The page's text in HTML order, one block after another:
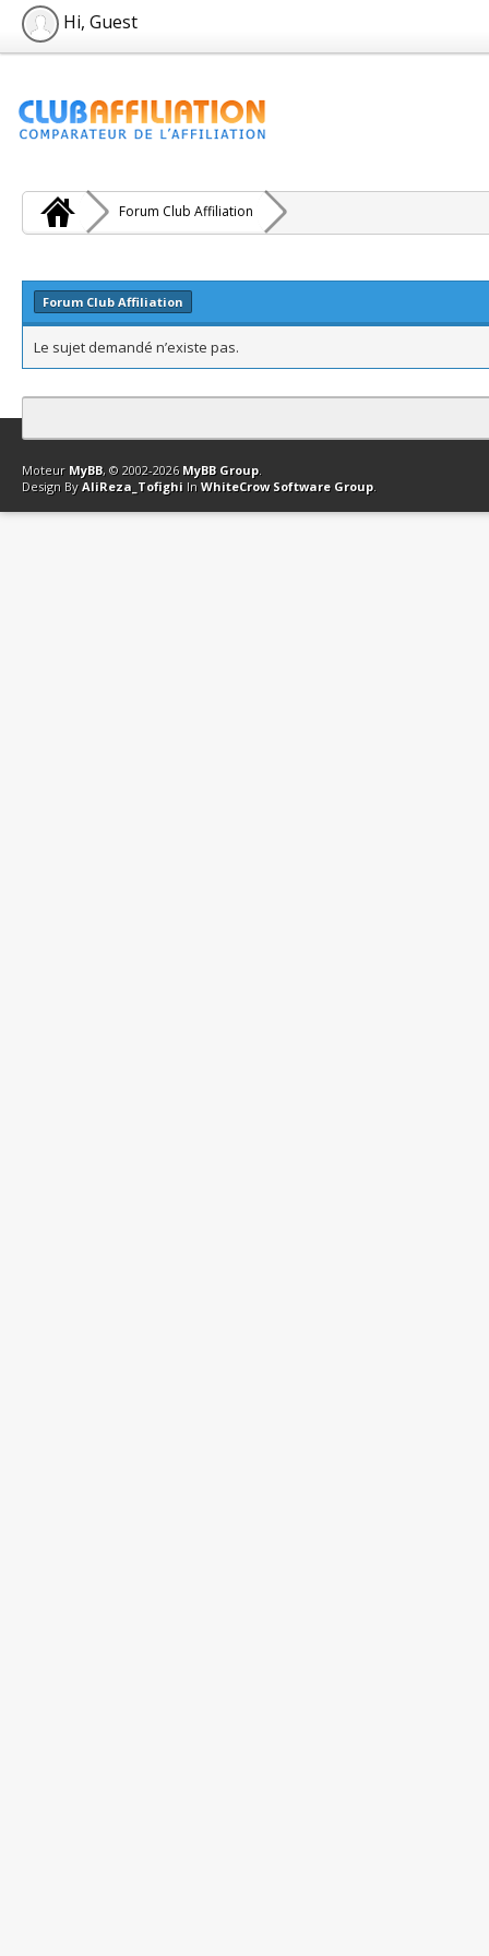
Hi, Guest
Forum Club Affiliation
Forum Club Affiliation
Le sujet demandé n’existe pas.
Contact Club Affiliation Retourner en haut Version bas-débit
Moteur MyBB, © 2002-2026 MyBB Group.
Design By AliReza_Tofighi In WhiteCrow Software Group.